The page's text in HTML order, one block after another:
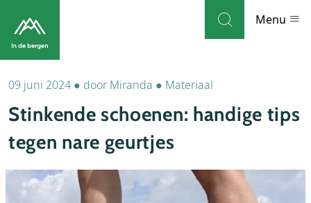
Menu
Bestemmingen
Accommodaties
09 juni 2024 ● door Miranda ● Materiaal
Stinkende schoenen: handige tips
tegen nare geurtjes